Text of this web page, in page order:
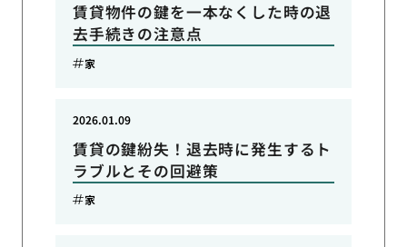
賃貸物件の鍵を一本なくした時の退
去手続きの注意点
家
賃貸の鍵紛失！退去時に発生するト
ラブルとその回避策
2026.01.09
家